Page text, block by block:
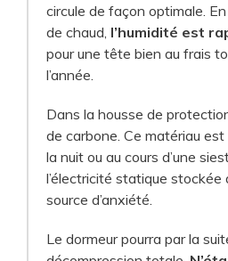
circule de façon optimale.
de chaud, l’humidité est
pour une tête bien au frais
l’année.
Dans la housse de
de carbone. Ce matériau
la nuit ou au cours d’une
l’électricité statique stockée
source d’anxiété.
Le dormeur pourra par la